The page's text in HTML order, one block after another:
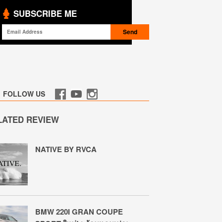
SUBSCRIBE ME
FOLLOW US
REVIEW
NATIVE BY RVCA
BMW 220I GRAN COUPE